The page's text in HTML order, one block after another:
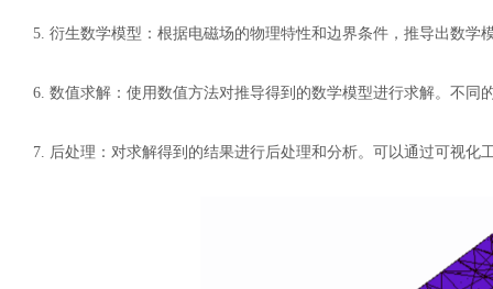
5. 衍生数学模型：根据电磁场的物理特性和边界条件，推导出数学
6. 数值求解：使用数值方法对推导得到的数学模型进行求解。不
7. 后处理：对求解得到的结果进行后处理和分析。可以通过可视